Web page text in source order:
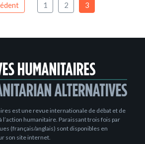
1 2 3
est une revue internationale de débat et de
humanitaire. Paraissant trois fois par
(français/anglais) sont disponibles en
son site internet.